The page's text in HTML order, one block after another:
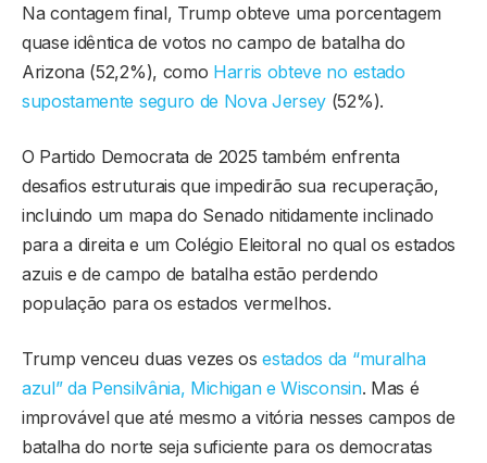
Na contagem final, Trump obteve uma porcentagem
quase idêntica de votos no campo de batalha do
Arizona (52,2%), como Harris obteve no estado
supostamente seguro de Nova Jersey (52%).
O Partido Democrata de 2025 também enfrenta
desafios estruturais que impedirão sua recuperação,
incluindo um mapa do Senado nitidamente inclinado
para a direita e um Colégio Eleitoral no qual os estados
azuis e de campo de batalha estão perdendo
população para os estados vermelhos.
Trump venceu duas vezes osestados da “muralha
azul” da Pensilvânia, Michigan e Wisconsin. Mas é
improvável que até mesmo a vitória nesses campos de
batalha do norte seja suficiente para os democratas